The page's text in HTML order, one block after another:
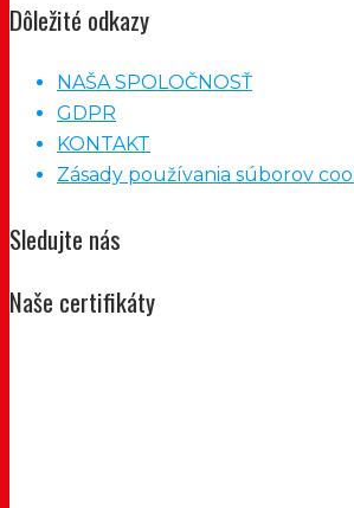
Dôležité odkazy
NAŠA SPOLOČNOSŤ
GDPR
KONTAKT
Zásady používania súborov
Sledujte nás
Naše certifikáty